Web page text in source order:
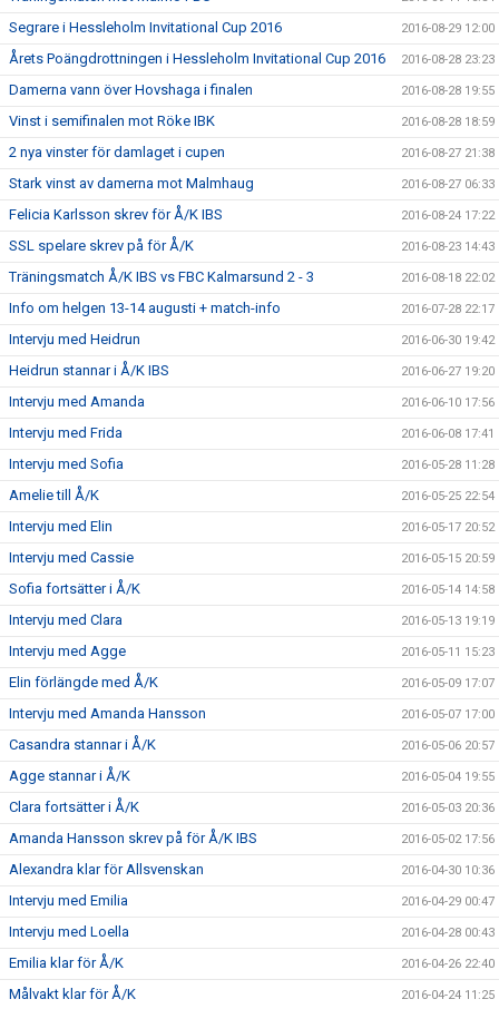
Segrare i Hessleholm Invitational Cup 2016 2016-08-29 12:00
Årets Poängdrottningen i Hessleholm Invitational Cup 2016 2016-08-28 23:23
Damerna vann över Hovshaga i finalen 2016-08-28 19:55
Vinst i semifinalen mot Röke IBK 2016-08-28 18:59
2 nya vinster för damlaget i cupen 2016-08-27 21:38
Stark vinst av damerna mot Malmhaug 2016-08-27 06:33
Felicia Karlsson skrev för Å/K IBS 2016-08-24 17:22
SSL spelare skrev på för Å/K 2016-08-23 14:43
Träningsmatch Å/K IBS vs FBC Kalmarsund 2 - 3 2016-08-18 22:02
Info om helgen 13-14 augusti + match-info 2016-07-28 22:17
Intervju med Heidrun 2016-06-30 19:42
Heidrun stannar i Å/K IBS 2016-06-27 19:20
Intervju med Amanda 2016-06-10 17:56
Intervju med Frida 2016-06-08 17:41
Intervju med Sofia 2016-05-28 11:28
Amelie till Å/K 2016-05-25 22:54
Intervju med Elin 2016-05-17 20:52
Intervju med Cassie 2016-05-15 20:59
Sofia fortsätter i Å/K 2016-05-14 14:58
Intervju med Clara 2016-05-13 19:19
Intervju med Agge 2016-05-11 15:23
Elin förlängde med Å/K 2016-05-09 17:07
Intervju med Amanda Hansson 2016-05-07 17:00
Casandra stannar i Å/K 2016-05-06 20:57
Agge stannar i Å/K 2016-05-04 19:55
Clara fortsätter i Å/K 2016-05-03 20:36
Amanda Hansson skrev på för Å/K IBS 2016-05-02 17:56
Alexandra klar för Allsvenskan 2016-04-30 10:36
Intervju med Emilia 2016-04-29 00:47
Intervju med Loella 2016-04-28 00:43
Emilia klar för Å/K 2016-04-26 22:40
Målvakt klar för Å/K 2016-04-24 11:25